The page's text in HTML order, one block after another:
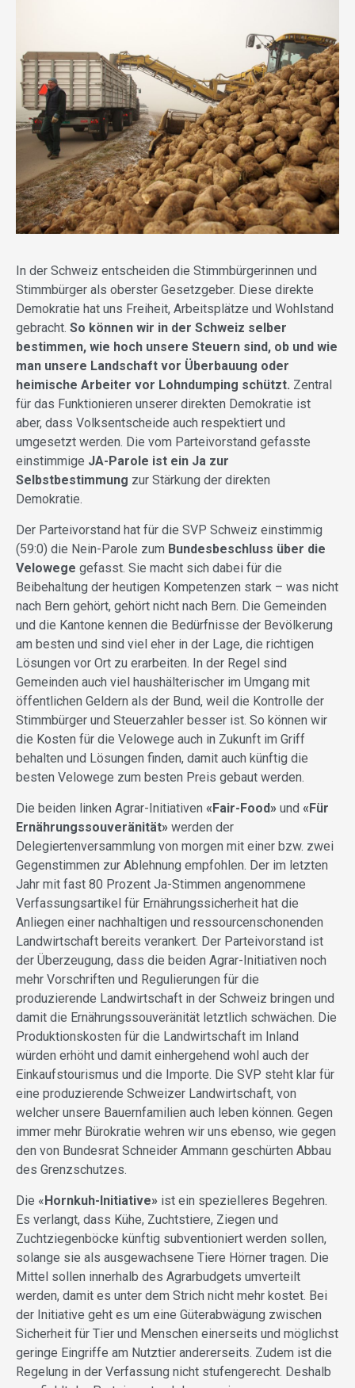
In der Schweiz entscheiden die Stimmbürgerinnen und
Stimmbürger als oberster Gesetzgeber. Diese direkte
Demokratie hat uns Freiheit, Arbeitsplätze und Wohlstand
gebracht. So können wir in der Schweiz selber
bestimmen, wie hoch unsere Steuern sind, ob und wie
man unsere Landschaft vor Überbauung oder
heimische Arbeiter vor Lohndumping schützt. Zentral
für das Funktionieren unserer direkten Demokratie ist
aber, dass Volksentscheide auch respektiert und
umgesetzt werden. Die vom Parteivorstand gefasste
einstimmige JA-Parole ist ein Ja zur
Selbstbestimmung zur Stärkung der direkten
Demokratie.
Der Parteivorstand hat für die SVP Schweiz einstimmig
(59:0) die Nein-Parole zum Bundesbeschluss über die
Velowege gefasst. Sie macht sich dabei für die
Beibehaltung der heutigen Kompetenzen stark – was nicht
nach Bern gehört, gehört nicht nach Bern. Die Gemeinden
und die Kantone kennen die Bedürfnisse der Bevölkerung
am besten und sind viel eher in der Lage, die richtigen
Lösungen vor Ort zu erarbeiten. In der Regel sind
Gemeinden auch viel haushälterischer im Umgang mit
öffentlichen Geldern als der Bund, weil die Kontrolle der
Stimmbürger und Steuerzahler besser ist. So können wir
die Kosten für die Velowege auch in Zukunft im Griff
behalten und Lösungen finden, damit auch künftig die
besten Velowege zum besten Preis gebaut werden.
Die beiden linken Agrar-Initiativen «Fair-Food» und «Für
Ernährungssouveränität» werden der
Delegiertenversammlung von morgen mit einer bzw. zwei
Gegenstimmen zur Ablehnung empfohlen. Der im letzten
Jahr mit fast 80 Prozent Ja-Stimmen angenommene
Verfassungsartikel für Ernährungssicherheit hat die
Anliegen einer nachhaltigen und ressourcenschonenden
Landwirtschaft bereits verankert. Der Parteivorstand ist
der Überzeugung, dass die beiden Agrar-Initiativen noch
mehr Vorschriften und Regulierungen für die
produzierende Landwirtschaft in der Schweiz bringen und
damit die Ernährungssouveränität letztlich schwächen. Die
Produktionskosten für die Landwirtschaft im Inland
würden erhöht und damit einhergehend wohl auch der
Einkaufstourismus und die Importe. Die SVP steht klar für
eine produzierende Schweizer Landwirtschaft, von
welcher unsere Bauernfamilien auch leben können. Gegen
immer mehr Bürokratie wehren wir uns ebenso, wie gegen
den von Bundesrat Schneider Ammann geschürten Abbau
des Grenzschutzes.
Die «Hornkuh-Initiative» ist ein spezielleres Begehren.
Es verlangt, dass Kühe, Zuchtstiere, Ziegen und
Zuchtziegenböcke künftig subventioniert werden sollen,
solange sie als ausgewachsene Tiere Hörner tragen. Die
Mittel sollen innerhalb des Agrarbudgets umverteilt
werden, damit es unter dem Strich nicht mehr kostet. Bei
der Initiative geht es um eine Güterabwägung zwischen
Sicherheit für Tier und Menschen einerseits und möglichst
geringe Eingriffe am Nutztier andererseits. Zudem ist die
Regelung in der Verfassung nicht stufengerecht. Deshalb